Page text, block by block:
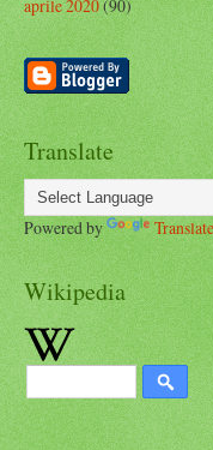
aprile 2020(90)
Translate
Powered by Translate
Wikipedia